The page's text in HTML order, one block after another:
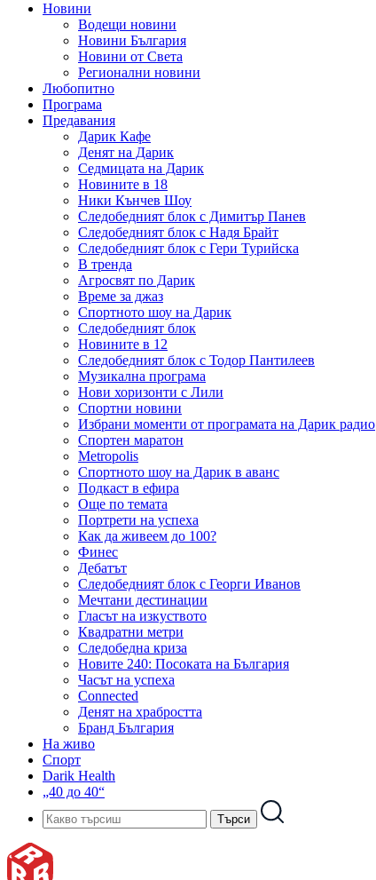
Новини
Водещи новини
Новини България
Новини от Света
Регионални новини
Любопитно
Програма
Предавания
Дарик Кафе
Денят на Дарик
Седмицата на Дарик
Новините в 18
Ники Кънчев Шоу
Следобедният блок с Димитър Панев
Следобедният блок с Надя Брайт
Следобедният блок с Гери Турийска
В тренда
Агросвят по Дарик
Време за джаз
Спортното шоу на Дарик
Следобедният блок
Новините в 12
Следобедният блок с Тодор Пантилеев
Музикална програма
Нови хоризонти с Лили
Спортни новини
Избрани моменти от програмата на Дарик радио
Спортен маратон
Metropolis
Спортното шоу на Дарик в аванс
Подкаст в ефира
Още по темата
Портрети на успеха
Как да живеем до 100?
Финес
Дебатът
Следобедният блок с Георги Иванов
Мечтани дестинации
Гласът на изкуството
Квадратни метри
Следобедна криза
Новите 240: Посоката на България
Часът на успеха
Connected
Денят на храбростта
Бранд България
На живо
Спорт
Darik Health
„40 до 40“